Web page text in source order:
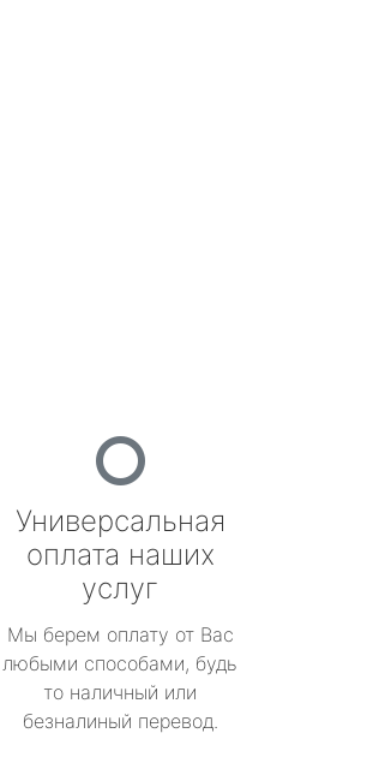
Универсальная
оплата наших
услуг
Мы берем оплату от Вас
любыми способами, будь
то наличный или
безналиный перевод.